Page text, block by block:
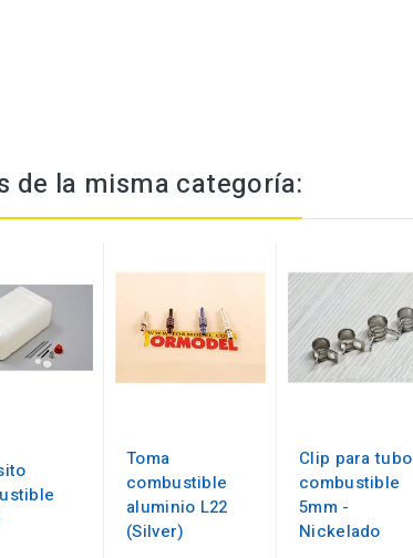
de la misma categoría:
Toma
combustible
aluminio L22
(Silver)
Clip para tubo
combustible
5mm -
Nickelado